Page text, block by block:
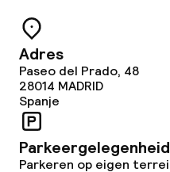
Adres
Paseo del Prado, 48
28014 MADRID
Spanje
Parkeergelegenheid
Parkeren op eigen